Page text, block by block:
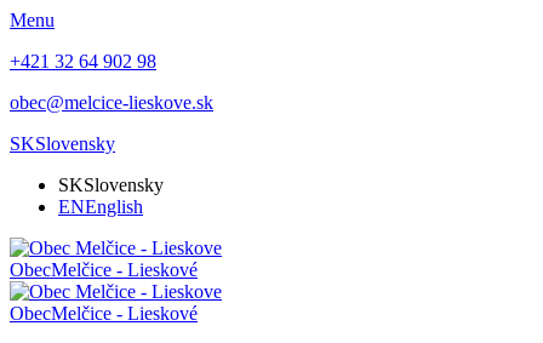
Menu
+421 32 64 902 98
obec@melcice-lieskove.sk
SKSlovensky
SKSlovensky
ENEnglish
ObecMelčice - Lieskové
ObecMelčice - Lieskové